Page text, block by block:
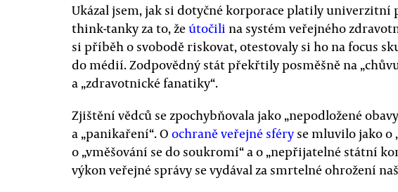
Ukázal jsem, jak si dotyčné korporace platily univerzitní
think-tanky za to, žeútočili na systém veřejného
si příběh o svobodě riskovat, otestovaly si ho na focus
do médií. Zodpovědný stát překřtily posměšně na
a „zdravotnické fanatiky“.
Zjištění vědců se zpochybňovala jako „nepodložené
a „panikaření“. O ochraně veřejné sféry se mluvilo jako o
o „vměšování se do soukromí“ a o „nepřijatelné státní
výkon veřejné správy se vydával za smrtelné ohrožení